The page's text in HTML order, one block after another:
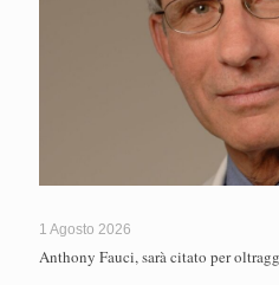
1 Agosto 2026
Anthony Fauci, sarà citato per